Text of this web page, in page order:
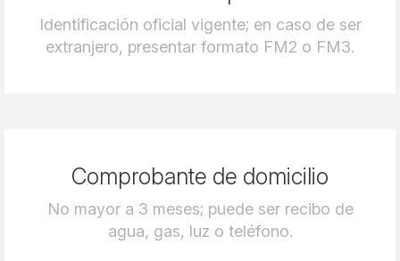
Identificación oficial vigente; en caso de ser
extranjero, presentar formato FM2 o FM3.
Comprobante de domicilio
No mayor a 3 meses; puede ser recibo de
agua, gas, luz o teléfono.